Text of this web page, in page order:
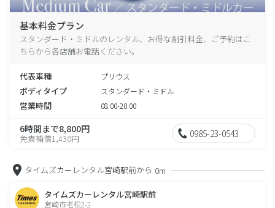
基本料金プラン
スタンダード・ミドルのレンタル、お得な割引料金、ご予約はこ
ちらから各店舗お電話ください。
代表車種 プリウス
ボディタイプ スタンダード・ミドル
営業時間 08:00-20:00
6時間まで8,800円
免責補償1,430円 0985-23-0543
タイムズカーレンタル宮崎駅前から 0m
タイムズカーレンタル宮崎駅前
宮崎市老松2-2